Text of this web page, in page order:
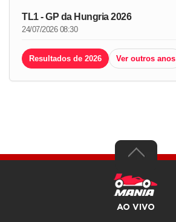
TL1 - GP da Hungria 2026
24/07/2026 08:30
Resultados de 2026 Ver outros anos
AO VIVO